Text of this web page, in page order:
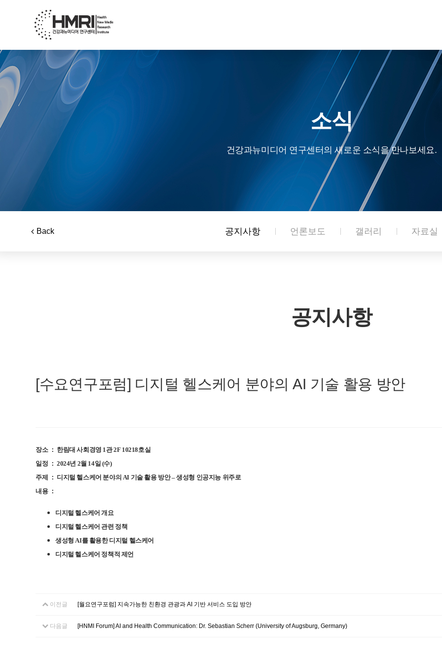
소식
건강과뉴미디어 연구센터의 새로운 소식을 만나보세요.
Back 공지사항 언론보도 갤러리 자료실
공지사항
[수요연구포럼] 디지털 헬스케어 분야의 AI 기술 활용 방안
장소 ： 한림대 사회경영 1관 2F 10218호실
일정 ： 2024년 2월 14일 (수)
주제 ： 디지털 헬스케어 분야의 AI 기술 활용 방안– 생성형 인공지능 위주로
내용 ：
디지털 헬스케어 개요
디지털 헬스케어 관련 정책
생성형 AI를 활용한 디지털 헬스케어
디지털 헬스케어 정책적 제언
이전글 [월요연구포럼] 지속가능한 친환경 관광과 AI 기반 서비스 도입 방안
다음글 [HNMI Forum] AI and Health Communication: Dr. Sebastian Scherr (University of Augsburg, Germany)